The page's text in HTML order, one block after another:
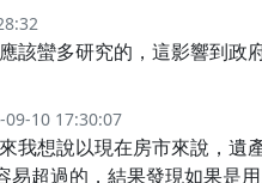
該蠻多研究的，這影響到政
09-10 17:30:07
我想說以現在房市來說，遺
易超過的，結果發現如果是